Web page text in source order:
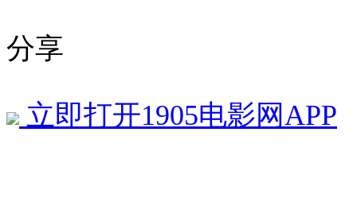
分享
立即打开1905电影网APP